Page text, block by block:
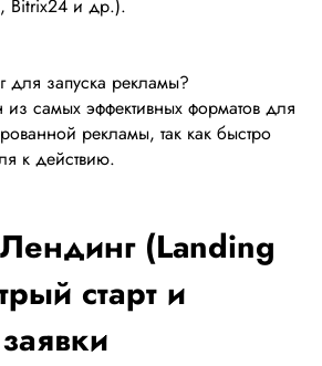
Bitrix24 и др.).
для запуска рекламы?
самых эффективных форматов для
рекламы, так как быстро
к действию.
Лендинг (Landing
старт и